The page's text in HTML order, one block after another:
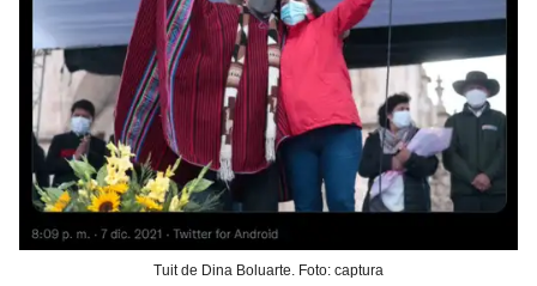
Tuit de Dina Boluarte. Foto: captura